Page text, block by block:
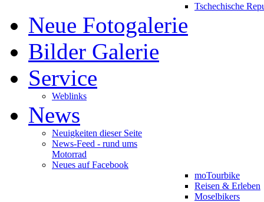
Tschechische
Neue Fotogalerie
Bilder Galerie
Service
Weblinks
News
Neuigkeiten dieser Seite
News-Feed - rund ums
Motorrad
Neues auf Facebook
moTourbike
Reisen & Erleben
Moselbikers